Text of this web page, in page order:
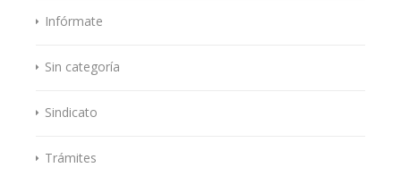
Infórmate
Sin categoría
Sindicato
Trámites